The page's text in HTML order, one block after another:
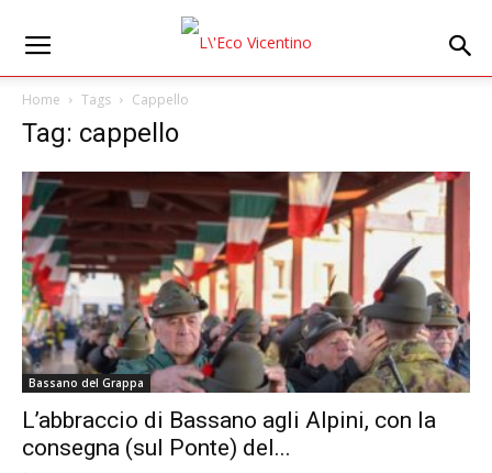
Home Tags Cappello
Tag: cappello
Bassano del Grappa
L’abbraccio di Bassano agli Alpini, con la
consegna (sul Ponte) del...